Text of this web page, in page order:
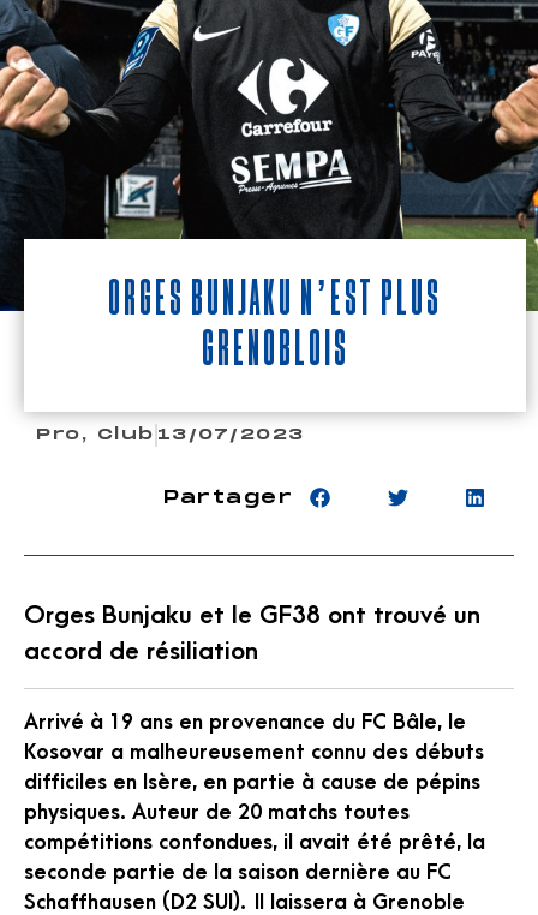
Orges Bunjaku n’est plus
Grenoblois
Pro, Club 13/07/2023
Partager
Orges Bunjaku et le GF38 ont trouvé un
accord de résiliation
Arrivé à 19 ans en provenance du FC Bâle, le
Kosovar a malheureusement connu des débuts
difficiles en Isère, en partie à cause de pépins
physiques. Auteur de 20 matchs toutes
compétitions confondues, il avait été prêté, la
seconde partie de la saison dernière au FC
Schaffhausen (D2 SUI). Il laissera à Grenoble